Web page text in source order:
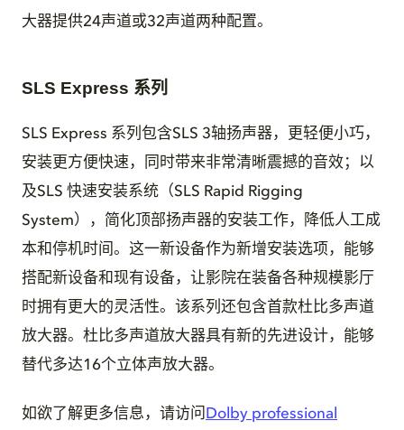
大器提供24声道或32声道两种配置。
SLS Express 系列
SLS Express 系列包含SLS 3轴扬声器，更轻便小巧，
安装更方便快速，同时带来非常清晰震撼的音效；以
及SLS 快速安装系统（SLS Rapid Rigging
System），简化顶部扬声器的安装工作，降低人工成
本和停机时间。这一新设备作为新增安装选项，能够
搭配新设备和现有设备，让影院在装备各种规模影厅
时拥有更大的灵活性。该系列还包含首款杜比多声道
放大器。杜比多声道放大器具有新的先进设计，能够
替代多达16个立体声放大器。
如欲了解更多信息，请访问 Dolby professional